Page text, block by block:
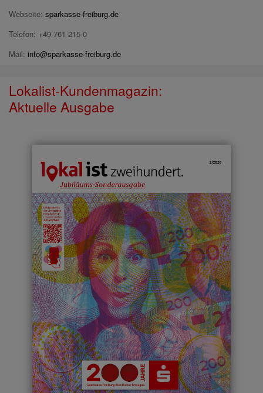
Webseite: sparkasse-freiburg.de
Telefon: +49 761 215-0
Mail: info@sparkasse-freiburg.de
Lokalist-Kundenmagazin:
Aktuelle Ausgabe